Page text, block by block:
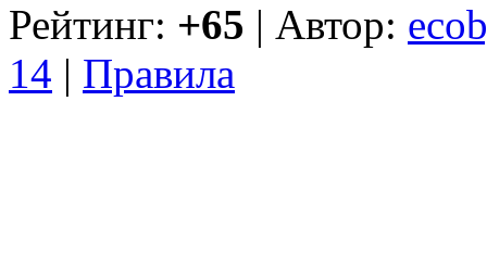
Рейтинг: +65 | Автор:
14 | Правила